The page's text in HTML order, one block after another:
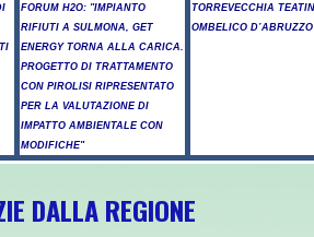
FORUM H2O: "IMPIANTO
RIFIUTI A SULMONA, GET
ENERGY TORNA ALLA CARICA.
PROGETTO DI TRATTAMENTO
CON PIROLISI RIPRESENTATO
PER LA VALUTAZIONE DI
IMPATTO AMBIENTALE CON
MODIFICHE"
TORREVECCHIA
OMBELICO D’ABRUZZO
DALLA REGIONE